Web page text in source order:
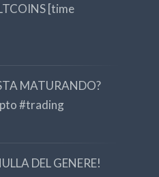
[time
MATURANDO?
#trading
DEL GENERE!